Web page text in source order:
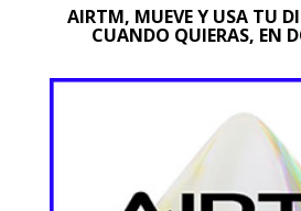
AIRTM, MUEVE Y USA TU
CUANDO QUIERAS, EN